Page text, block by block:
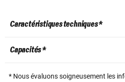
Caractéristiques techniques *
Capacités *
* Nous évaluons soigneusement les